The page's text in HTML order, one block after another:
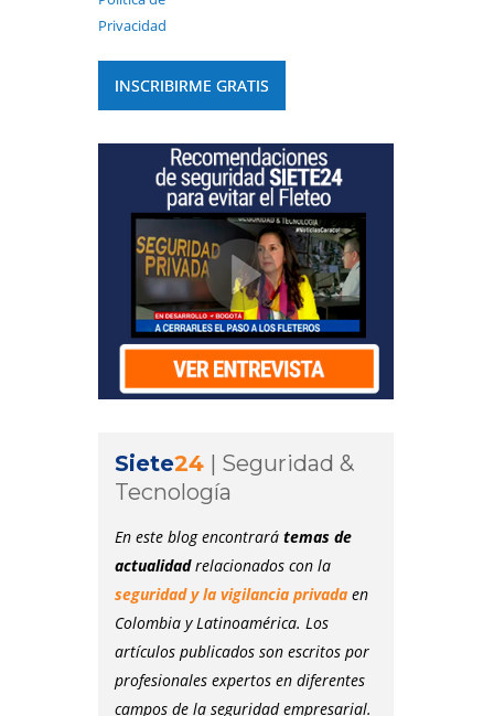
Privacidad
Siete24 | Seguridad &
Tecnología
En este blog encontrará temas de
actualidadrelacionados con la
seguridad y la vigilancia privada en
Colombia y Latinoamérica. Los
artículos publicados son escritos por
profesionales expertos en diferentes
campos de la seguridad empresarial.